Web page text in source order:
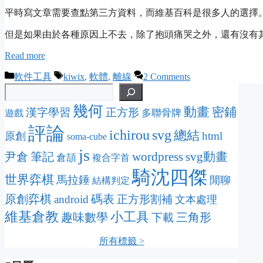
平時寫文章需要查點第三方資料，而維基百科是很多人的選擇。
但是如果由於各種原因上不去，除了抱頭痛哭之外，還有沒有
Read more
Categories
軟件工具 Tags
kiwix, 軟體, 離線 2 Comments
遊戲 漢字學習 幾何 正方形 多聯骨牌 動畫 密鋪
原創 評論 soma-cube ichirousvg總結 html
尹倉 筆記 倉頡 js 複合字首 wordpresssvg動畫
世界弈棋馬拉錘 結構判定 騎沈四傑 閒聊
原創弈棋android碼表 正方形割補 文本處理
維基倉教 趣味數學 小工具 下載 三角形
所有標籤 >